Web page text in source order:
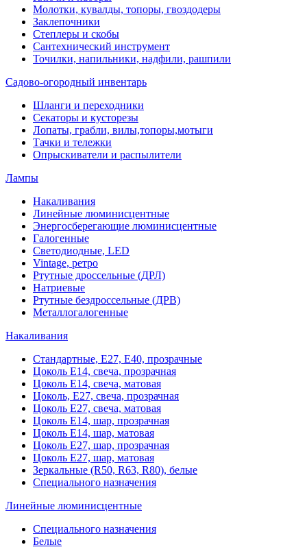
Молотки, кувалды, топоры, гвоздодеры
Заклепочники
Степлеры и скобы
Сантехнический инструмент
Точилки, напильники, надфили, рашпили
Садово-огородный инвентарь
Шланги и переходники
Секаторы и кусторезы
Лопаты, грабли, вилы,топоры,мотыги
Тачки и тележки
Опрыскиватели и распылители
Лампы
Накаливания
Линейные люминисцентные
Энергосберегающие люминисцентные
Галогенные
Светодиодные, LED
Vintage, ретро
Ртутные дроссельные (ДРЛ)
Натриевые
Ртутные бездроссельные (ДРВ)
Металлогалогенные
Накаливания
Стандартные, Е27, Е40, прозрачные
Цоколь Е14, свеча, прозрачная
Цоколь Е14, свеча, матовая
Цоколь, Е27, свеча, прозрачная
Цоколь Е27, свеча, матовая
Цоколь Е14, шар, прозрачная
Цоколь Е14, шар, матовая
Цоколь Е27, шар, прозрачная
Цоколь Е27, шар, матовая
Зеркальные (R50, R63, R80), белые
Специального назначения
Линейные люминисцентные
Специального назначения
Белые